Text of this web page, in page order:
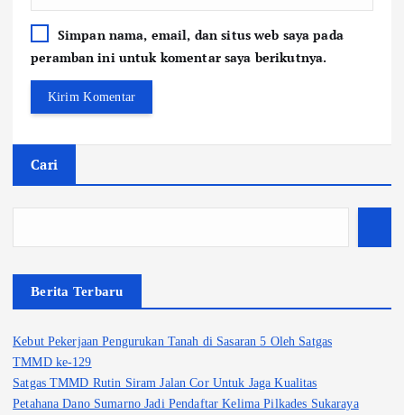
Simpan nama, email, dan situs web saya pada
peramban ini untuk komentar saya berikutnya.
Cari
Berita Terbaru
Kebut Pekerjaan Pengurukan Tanah di Sasaran 5 Oleh Satgas
TMMD ke-129
Satgas TMMD Rutin Siram Jalan Cor Untuk Jaga Kualitas
Petahana Dano Sumarno Jadi Pendaftar Kelima Pilkades Sukaraya